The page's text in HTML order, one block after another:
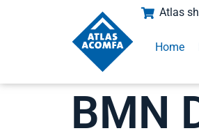
Atlas
Home
BMN